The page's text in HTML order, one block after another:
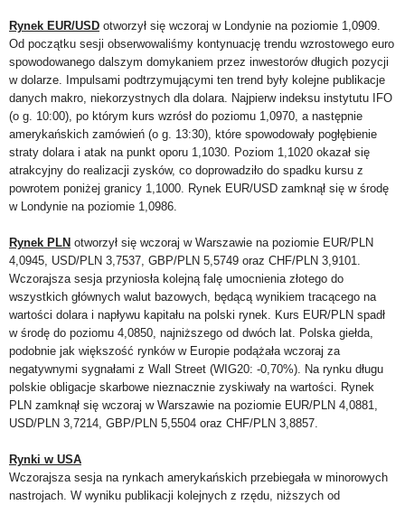
Rynek EUR/USD otworzył się wczoraj w Londynie na poziomie 1,0909.
Od początku sesji obserwowaliśmy kontynuację trendu wzrostowego euro
spowodowanego dalszym domykaniem przez inwestorów długich pozycji
w dolarze. Impulsami podtrzymującymi ten trend były kolejne publikacje
danych makro, niekorzystnych dla dolara. Najpierw indeksu instytutu IFO
(o g. 10:00), po którym kurs wzrósł do poziomu 1,0970, a następnie
amerykańskich zamówień (o g. 13:30), które spowodowały pogłębienie
straty dolara i atak na punkt oporu 1,1030. Poziom 1,1020 okazał się
atrakcyjny do realizacji zysków, co doprowadziło do spadku kursu z
powrotem poniżej granicy 1,1000. Rynek EUR/USD zamknął się w środę
w Londynie na poziomie 1,0986.
Rynek PLN otworzył się wczoraj w Warszawie na poziomie EUR/PLN
4,0945, USD/PLN 3,7537, GBP/PLN 5,5749 oraz CHF/PLN 3,9101.
Wczorajsza sesja przyniosła kolejną falę umocnienia złotego do
wszystkich głównych walut bazowych, będącą wynikiem tracącego na
wartości dolara i napływu kapitału na polski rynek. Kurs EUR/PLN spadł
w środę do poziomu 4,0850, najniższego od dwóch lat. Polska giełda,
podobnie jak większość rynków w Europie podążała wczoraj za
negatywnymi sygnałami z Wall Street (WIG20: -0,70%). Na rynku długu
polskie obligacje skarbowe nieznacznie zyskiwały na wartości. Rynek
PLN zamknął się wczoraj w Warszawie na poziomie EUR/PLN 4,0881,
USD/PLN 3,7214, GBP/PLN 5,5504 oraz CHF/PLN 3,8857.
Rynki w USA
Wczorajsza sesja na rynkach amerykańskich przebiegała w minorowych
nastrojach. W wyniku publikacji kolejnych z rzędu, niższych od